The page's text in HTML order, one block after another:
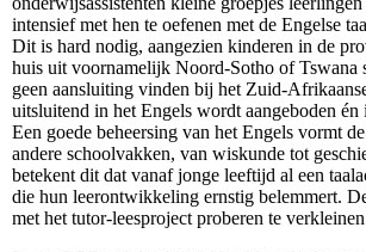
intensief met hen te oefenen met de Engelse
Dit is hard nodig, aangezien kinderen in de
huis uit voornamelijk Noord-Sotho of Tswana
geen aansluiting vinden bij het Zuid-
uitsluitend in het Engels wordt aangeboden én
Een goede beheersing van het Engels vormt
andere schoolvakken, van wiskunde tot
betekent dit dat vanaf jonge leeftijd al een
die hun leerontwikkeling ernstig belemmert.
met het tutor-leesproject proberen te